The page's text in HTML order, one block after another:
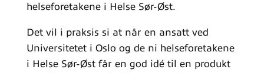
helseforetakene i Helse Sør-Øst.
Det vil i praksis si at når en ansatt ved
Universitetet i Oslo og de ni helseforetakene
i Helse Sør-Øst får en god idé til en produkt